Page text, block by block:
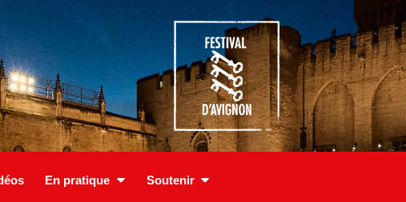
En pratique Soutenir